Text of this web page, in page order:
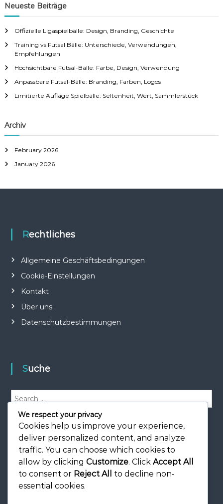
Neueste Beiträge
Offizielle Ligaspielbälle: Design, Branding, Geschichte
Training vs Futsal Bälle: Unterschiede, Verwendungen,
Empfehlungen
Hochsichtbare Futsal-Bälle: Farbe, Design, Verwendung
Anpassbare Futsal-Bälle: Branding, Farben, Logos
Limitierte Auflage Spielbälle: Seltenheit, Wert, Sammlerstück
Archiv
February 2026
January 2026
Rechtliches
Allgemeine Geschäftsbedingungen
Cookie-Einstellungen
Kontakt
Über uns
Datenschutzbestimmungen
Suche
e
S
e
a
r
c
h
We respect your privacy
Cookies help us improve your experience,
deliver personalized content, and analyze
traffic. You can choose which cookies to
allow by clicking Customize. Click Accept All
to consent or Reject All
to decline non-
essential cookies.